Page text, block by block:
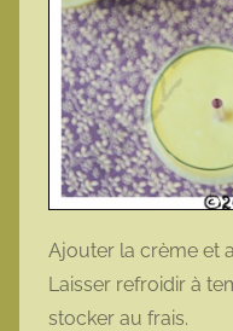
Ajouter la crème et
Laisser refroidir à
stocker au frais.